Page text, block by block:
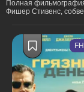
Полная
Фишер Стивенс,